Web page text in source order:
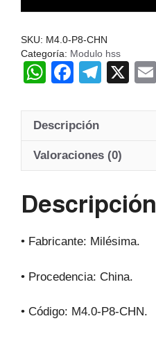
Hss
SKU: M4.0-P8-CHN
Categoría: Modulo hss
W
at
A
p
F
c
b
o
T
e
a
X
Descripción
Valoraciones (0)
Descripción
• Fabricante: Milésima.
• Procedencia: China.
• Código: M4.0-P8-CHN.